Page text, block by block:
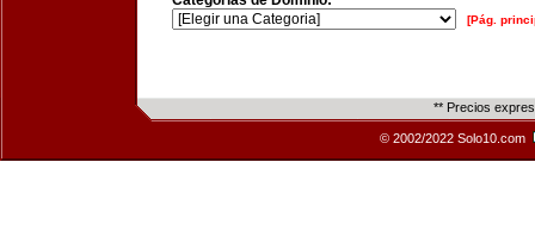
[Pág.
** Precios
© 2002/2022 Solo10.com